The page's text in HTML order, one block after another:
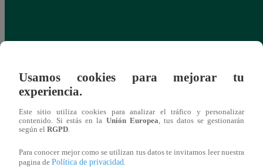
Usamos cookies para mejorar tu
experiencia.
Este sitio utiliza cookies para analizar el tráfico y personalizar
contenido. Si estás en la Unión Europea , tus datos se gestionarán
según el RGPD
Para conocer mejor como se utilizan tus datos te invitamos leer nuestra
pagina de Política de privacidad